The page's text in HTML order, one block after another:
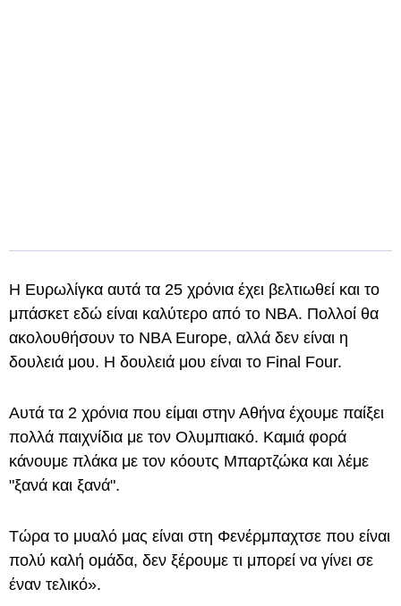
Η Ευρωλίγκα αυτά τα 25 χρόνια έχει βελτιωθεί και το
μπάσκετ εδώ είναι καλύτερο από το NBA. Πολλοί θα
ακολουθήσουν το NBA Europe, αλλά δεν είναι η
δουλειά μου. Η δουλειά μου είναι το Final Four.
Αυτά τα 2 χρόνια που είμαι στην Αθήνα έχουμε παίξει
πολλά παιχνίδια με τον Ολυμπιακό. Καμιά φορά
κάνουμε πλάκα με τον κόουτς Μπαρτζώκα και λέμε
"ξανά και ξανά".
Τώρα το μυαλό μας είναι στη Φενέρμπαχτσε που είναι
πολύ καλή ομάδα, δεν ξέρουμε τι μπορεί να γίνει σε
έναν τελικό».